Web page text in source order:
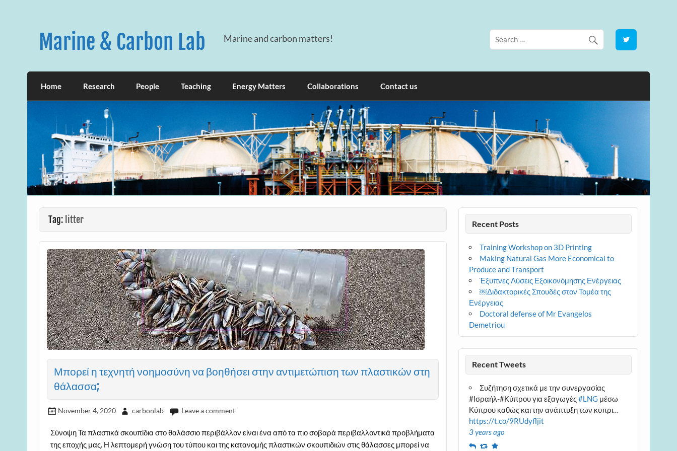
Marine & Carbon Lab Marine and carbon matters!
Home Research People Teaching Energy Matters Collaborations Contact us
Tag: litter
Μπορεί η τεχνητή νοημοσύνη να βοηθήσει στην αντιμετώπιση των πλαστικών στη
θάλασσα;
November 4, 2020 carbonlab Leave a comment
Σύνοψη Τα πλαστικά σκουπίδια στο θαλάσσιο περιβάλλον είναι ένα από τα πιο σοβαρά περιβαλλοντικά προβλήματα
της εποχής μας. Η λεπτομερή γνώση του τύπου και της κατανομής πλαστικών σκουπιδιών στις θάλασσες μπορεί να
Recent Posts
Training Workshop on 3D Printing
Making Natural Gas More Economical to
Produce and Transport
Έξυπνες Λύσεις Εξοικονόμησης Ενέργειας
￼Διδακτορικές Σπουδές στον Τομέα της
Ενέργειας
Doctoral defense of Mr Evangelos
Demetriou
Recent Tweets
Συζήτηση σχετικά με την συνεργασίας
#Ισραήλ-#Κύπρου για εξαγωγές#LNG μέσω
Κύπρου καθώς και την ανάπτυξη των κυπρι…
https://t.co/9RUdyfljit
3 years ago
ReplyRetweet
Favourite